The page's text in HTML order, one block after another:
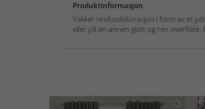
Produktinformasjon
Vakker vindusdekorasjon i form av et
eller på en annen glatt og ren overflate.